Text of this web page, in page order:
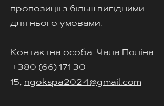
пропозиції з більш вигідними
для нього умовами.
Контактна особа: Чала Поліна
+380 (66) 171 30
15, ngokspa2024@gmail.com